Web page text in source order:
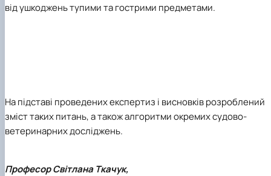
від ушкоджень тупими та гострими предметами.
На підставі проведених експертиз і висновків розроблений
зміст таких питань, а також алгоритми окремих судово-
ветеринарних досліджень.
Професор Світлана Ткачук,